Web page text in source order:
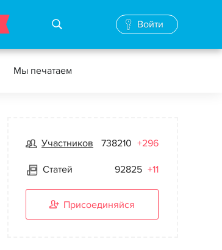
Войти
Мы печатаем
Участников 738210 +296
Статей 92825 +11
Присоединяйся